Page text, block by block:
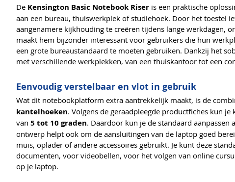
De Kensington Basic Notebook Riser is een praktische
aan een bureau, thuiswerkplek of studiehoek. Door het toestel
aangenamere kijkhouding te creëren tijdens lange werkdagen,
maakt hem bijzonder interessant voor gebruikers die hun
een grote bureaustandaard te moeten gebruiken. Dankzij het
met verschillende werkplekken, van een thuiskantoor tot een
Eenvoudig verstelbaar en vlot in gebruik
Wat dit notebookplatform extra aantrekkelijk maakt, is de
kantelhoeken. Volgens de geraadpleegde productfiches kun je
van 5 tot 10 graden. Daardoor kun je de standaard
ontwerp helpt ook om de aansluitingen van de laptop goed
muis, oplader of andere accessoires gebruikt. Je kunt deze
documenten, voor videobellen, voor het volgen van online
op je laptop.